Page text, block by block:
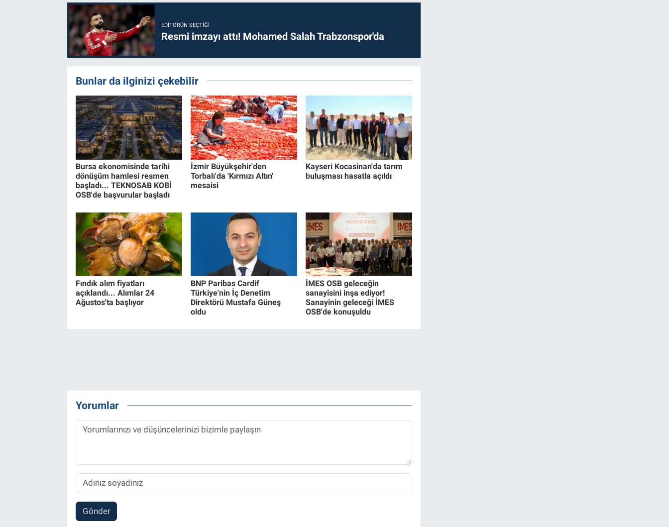
EDITÖRÜN SEÇTIĞI
Resmi imzayı attı! Mohamed Salah Trabzonspor'da
Bunlar da ilginizi çekebilir
Bursa ekonomisinde tarihi
dönüşüm hamlesi resmen
başladı... TEKNOSAB KOBİ
OSB'de başvurular başladı
İzmir Büyükşehir'den
Torbalı'da 'Kırmızı Altın'
mesaisi
Kayseri Kocasinan'da tarım
buluşması hasatla açıldı
Fındık alım fiyatları
açıklandı... Alımlar 24
Ağustos'ta başlıyor
BNP Paribas Cardif
Türkiye'nin İç Denetim
Direktörü Mustafa Güneş
oldu
İMES OSB geleceğin
sanayisini inşa ediyor!
Sanayinin geleceği İMES
OSB'de konuşuldu
Yorumlar
Gönder